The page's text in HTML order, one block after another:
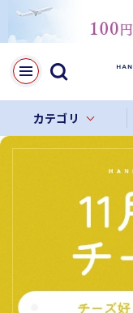
カテゴリ